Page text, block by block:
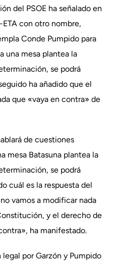
del PSOE ha señalado en
con otro nombre,
Conde Pumpido para
una mesa plantea la
se podrá
ha añadido que el
que «vaya en contra» de
de cuestiones
mesa Batasuna plantea la
se podrá
cuál es la respuesta del
vamos a modificar nada
y el derecho de
ha manifestado.
por Garzón y Pumpido